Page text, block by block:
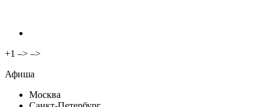
+1 –> –>
Афиша
Москва